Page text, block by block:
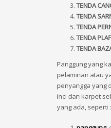
TENDA
TENDA
TENDA
TENDA
TENDA
Panggung yang
pelaminan atau
penyangga yang
inci dan karpet
yang ada, seperti :